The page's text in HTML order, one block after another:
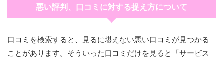
悪い評判、口コミに対する捉え方について
口コミを検索すると、見るに堪えない悪い口コミが見つかる
ことがあります。そういった口コミだけを見ると「サービス